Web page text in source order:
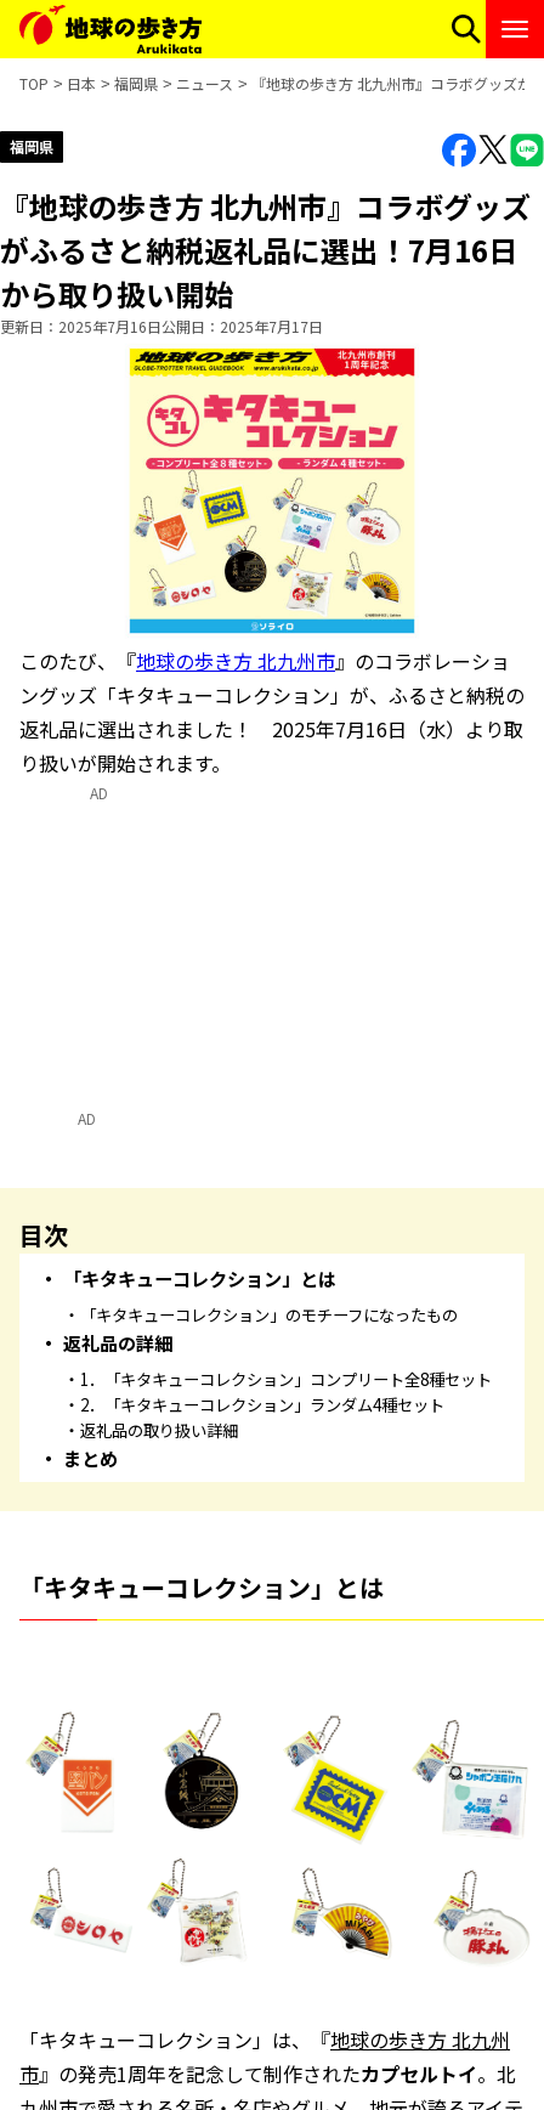
TOP 日本 福岡県 ニュース 『地球の歩き方 北九州市』コラボグッズ
福岡県
『地球の歩き方 北九州市』コラボグッズ
がふるさと納税返礼品に選出！7月16日
から取り扱い開始
更新日 2025年7月16日公開日 2025年7月17日
このたび、『地球の歩き方 北九州市』のコラボレーショ
ングッズ「キタキューコレクション」が、ふるさと納税の
返礼品に選出されました！ 2025年7月16日（水）より取
り扱いが開始されます。
AD
目次
「キタキューコレクション」とは
「キタキューコレクション」のモチーフになったもの
返礼品の詳細
1．「キタキューコレクション」コンプリート全8種セット
2．「キタキューコレクション」ランダム4種セット
返礼品の取り扱い詳細
まとめ
「キタキューコレクション」とは
「キタキューコレクション」は、『地球の歩き方 北九州
市』の発売1周年を記念して制作されたカプセルトイ。北
AD